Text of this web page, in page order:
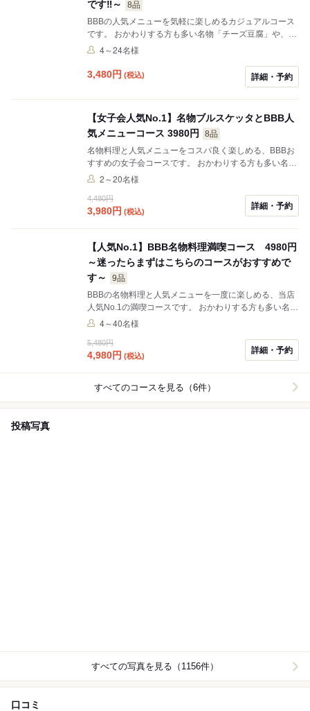
です‼～
8品
BBBの人気メニューを気軽に楽しめるカジュアルコース
です。 おかわりする方も多い名物「チーズ豆腐」や、彩
り豊かなブルスケッタ、トリュフ香るチーズポテト、人
よくご用意しました。 最後はシェフお任せの本日のパス
タまで楽しめる、満足度の高い内容となっております。
メニューを楽しめるコスパの良いコースです。
4～24名様
3,480円 (税込) 詳細・予約
【女子会人気No.1】名物ブルスケッタとBBB人
気メニューコース 3980円
8品
名物料理と人気メニューをコスパ良く楽しめる、BBBお
すすめの女子会コースです。 おかわりする方も多い名物
「チーズ豆腐」や、見た目も可愛く写真映えするブルス
がいものアヒージョなど、当店の人気料理をバランスよ
くお楽しみいただけます。 ブルスケッタは、2種類をご
ト付き。 お食事からデザートまでしっかり満足いただけ
る内容となっております。 女子会やお誕生日、友人との
お食事、カジュアルな飲み会など様々なシーンでご利用
ください。
2～20名様
4,480円
3,980円 (税込)
詳細・予約
【人気No.1】BBB名物料理満喫コース 4980円
～迷ったらまずはこちらのコースがおすすめで
す～
9品
BBBの名物料理と人気メニューを一度に楽しめる、当店
人気No.1の満喫コースです。 おかわりする方も多い名物
「チーズ豆腐」や、見た目も華やかなブルスケッタ3
ョなど、BBBの看板メニューをバランスよくご用意しま
した。 さらに釜揚げしらすをたっぷり使用したペペロン
です。 女子会やデート、会社の飲み会など様々なシーン
でご利用いただけます。 初めてご来店のお客様にもおす
すめのコースです。
4～40名様
5,480円
4,980円 (税込)
詳細・予約
すべてのコースを見る（6件）
投稿写真
すべての写真を見る（1156件）
口コミ